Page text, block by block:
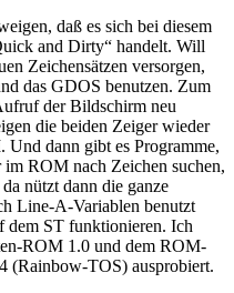
daß es sich bei diesem
and Dirty“ handelt. Will
Zeichensätzen versorgen,
das GDOS benutzen. Zum
der Bildschirm neu
die beiden Zeiger wieder
Und dann gibt es Programme,
ROM nach Zeichen suchen,
nützt dann die ganze
Line-A-Variablen benutzt
dem ST funktionieren. Ich
ROM 1.0 und dem ROM-
(Rainbow-TOS) ausprobiert.